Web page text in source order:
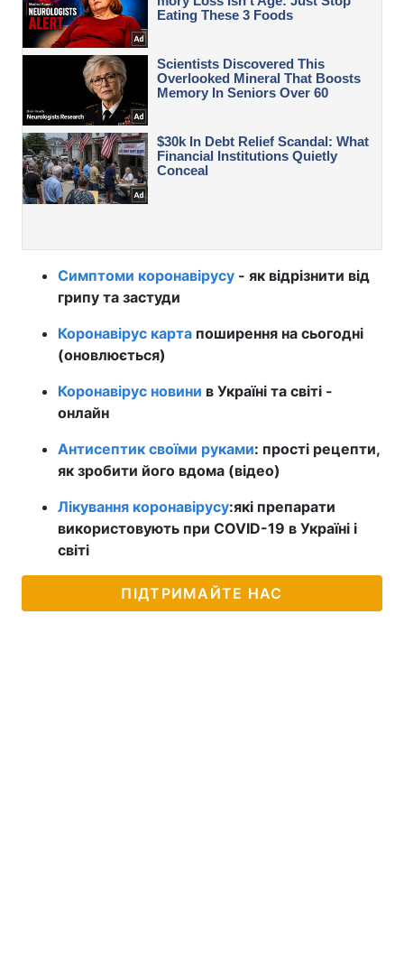
Симптоми коронавірусу - як відрізнити від
грипу та застуди
Коронавірус карта поширення на сьогодні
(оновлюється)
Коронавірус новини в Україні та світі -
онлайн
Антисептик своїми руками: прості рецепти,
як зробити його вдома (відео)
Лікування коронавірусу:які препарати
використовують при COVID-19 в Україні і
світі
ПІДТРИМАЙТЕ НАС